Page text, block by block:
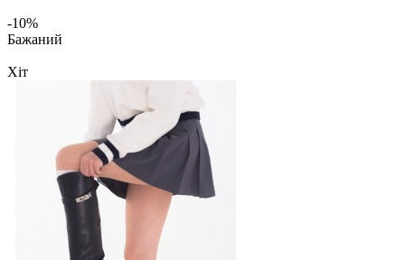
-10%
Бажаний
Хіт